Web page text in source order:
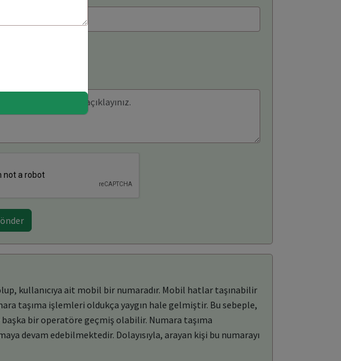
kullanıcıya ait mobil bir numaradır. Mobil hatlar taşınabilir
taşıma işlemleri oldukça yaygın hale gelmiştir. Bu sebeple,
bir operatöre geçmiş olabilir. Numara taşıma
devam edebilmektedir. Dolayısıyla, arayan kişi bu numarayı